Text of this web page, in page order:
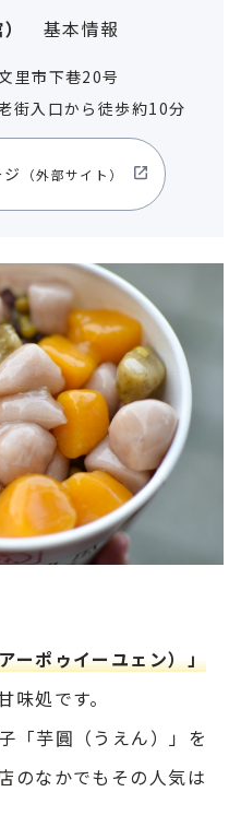
基本情報
里市下巷20号
街入口から徒歩約10分
（外部サイト）
ーポゥイーユェン）」
処です。
「芋圓（うえん）」を
のなかでもその人気は